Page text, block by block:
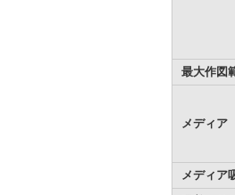
最大作図
メディア
メディア